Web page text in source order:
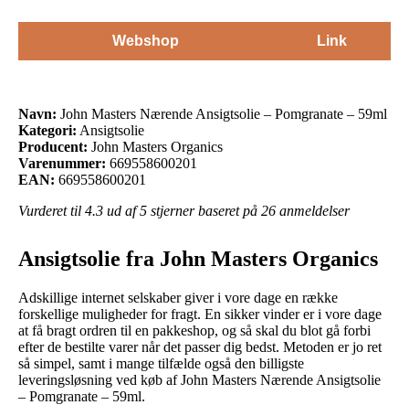
Webshop Link
Navn: John Masters Nærende Ansigtsolie – Pomgranate – 59ml
Kategori: Ansigtsolie
Producent: John Masters Organics
Varenummer: 669558600201
EAN: 669558600201
Vurderet til 4.3 ud af 5 stjerner baseret på 26 anmeldelser
Ansigtsolie fra John Masters Organics
Adskillige internet selskaber giver i vore dage en række
forskellige muligheder for fragt. En sikker vinder er i vore dage
at få bragt ordren til en pakkeshop, og så skal du blot gå forbi
efter de bestilte varer når det passer dig bedst. Metoden er jo ret
så simpel, samt i mange tilfælde også den billigste
leveringsløsning ved køb af John Masters Nærende Ansigtsolie
– Pomgranate – 59ml.